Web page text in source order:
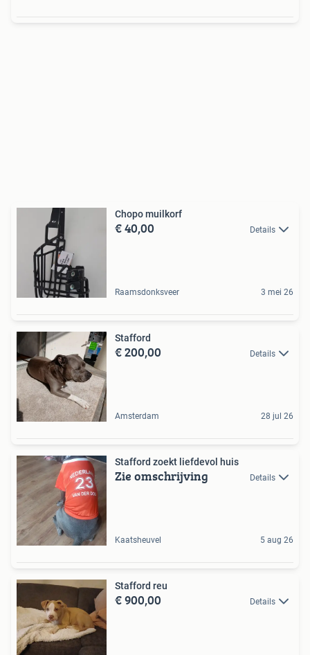
Chopo muilkorf
€ 40,00 Details
Raamsdonksveer 3 mei 26
Stafford
€ 200,00 Details
Amsterdam 28 jul 26
Stafford zoekt liefdevol huis
Zie omschrijving Details
Kaatsheuvel 5 aug 26
Stafford reu
€ 900,00 Details